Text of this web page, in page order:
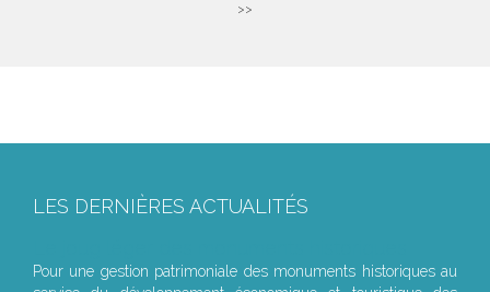
>>
LES DERNIÈRES ACTUALITÉS
Pour une gestion patrimoniale des monuments historiques au